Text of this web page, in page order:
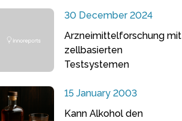
30 December 2024
Arzneimittelforschung mit
zellbasierten
Testsystemen
15 January 2003
Kann Alkohol den